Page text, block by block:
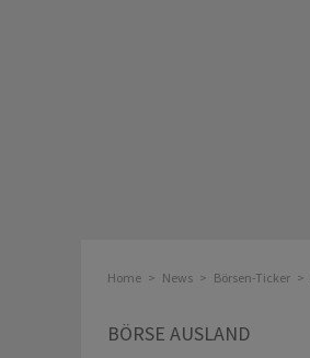
Home News Börsen-Ticker
BÖRSE AUSLAND